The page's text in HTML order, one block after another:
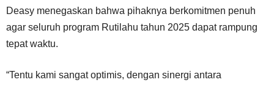
Deasy menegaskan bahwa pihaknya berkomitmen penuh
agar seluruh program Rutilahu tahun 2025 dapat rampung
tepat waktu.
“Tentu kami sangat optimis, dengan sinergi antara